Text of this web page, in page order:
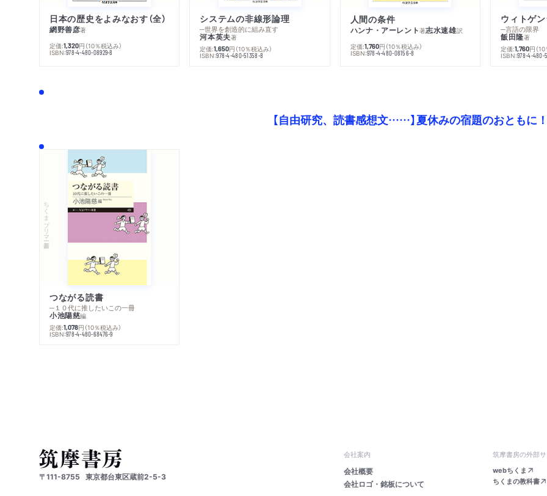
日本の歴史をよみなおす（全）
網野善彦著
定価:1,320円 （10％税込み）
ISBN:978-4-480-08929-8
システムの非線形論理
─世界を創造的に組み直す
河本英夫著
定価:1,650円 （10％税込み）
ISBN:978-4-480-51358-8
人間の条件
ハンナ・アーレント著志水速雄訳
定価:1,760円 （10％税込み）
ISBN:978-4-480-08156-8
─言語の限界
飯田隆著
定価:1,760円 （
ISBN:978-4-480-
【自由研究、読書感想文……】夏休みの宿題のおともに！
ちくまプリマー新書
つながる読書
─１０代に推したいこの一冊
小池陽慈編
定価:1,078円 （10％税込み）
ISBN:978-4-480-68476-9
〒111-8755 東京都台東区蔵前2-5-3
会社案内
会社概要
会社ロゴ・銘板について
筑摩書房の外部サ
webちくま
ちくまの教科書